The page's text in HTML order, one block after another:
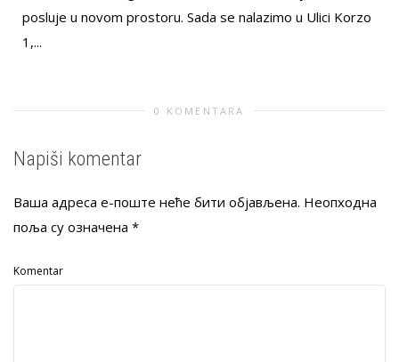
posluje u novom prostoru. Sada se nalazimo u Ulici Korzo
1,...
0 KOMENTARA
Napiši komentar
Ваша адреса е-поште неће бити објављена. Неопходна
поља су означена *
Komentar